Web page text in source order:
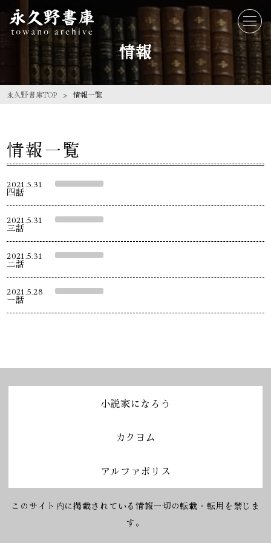
情報
永久野書庫TOP 情報一覧
情報一覧
2021.5.31
四話
2021.5.31
三話
2021.5.31
二話
2021.5.28
一話
小説家になろう
カクヨム
アルファポリス
このサイト内に掲載されている情報一切の転載・転用を禁じま
す。